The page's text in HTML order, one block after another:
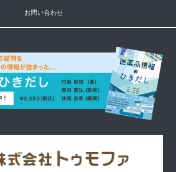
お問い合わせ